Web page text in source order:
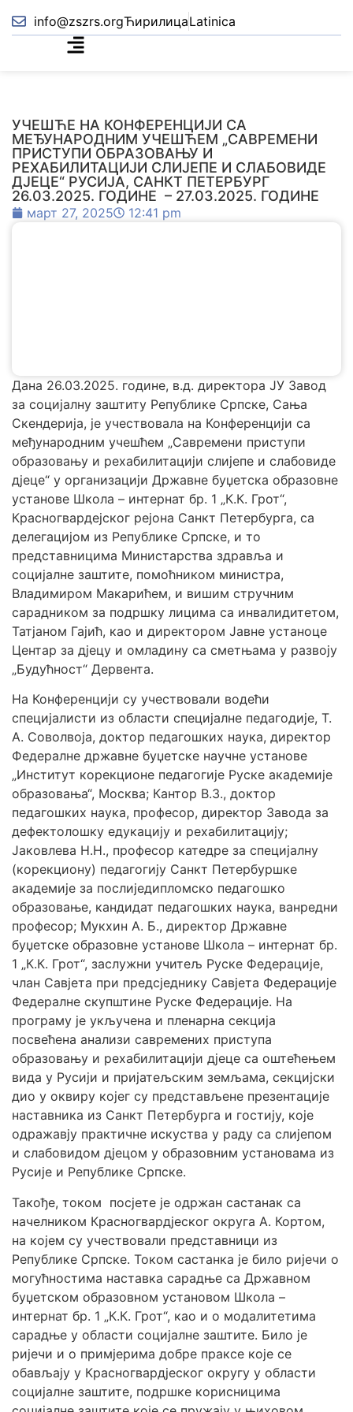
info@zszrs.orgЋирилицаLatinica
УЧЕШЋЕ НА КОНФЕРЕНЦИЈИ СА
МЕЂУНАРОДНИМ УЧЕШЋЕМ „САВРЕМЕНИ
ПРИСТУПИ ОБРАЗОВАЊУ И
РЕХАБИЛИТАЦИЈИ СЛИЈЕПЕ И СЛАБОВИДЕ
ДЈЕЦЕ“ РУСИЈА, САНКТ ПЕТЕРБУРГ
26.03.2025. ГОДИНЕ – 27.03.2025. ГОДИНЕ
март 27, 2025 12:41 pm
Дана 26.03.2025. године, в.д. директора ЈУ Завод
за социјалну заштиту Републике Српске, Сања
Скендерија, је учествовала на Конференцији са
међународним учешћем „Савремени приступи
образовању и рехабилитацији слијепе и слабовиде
дјеце“ у организацији Државне буџетска образовне
установе Школа – интернат бр. 1 „К.К. Грот“,
Красногвардејског рејона Санкт Петербурга, са
делегацијом из Републике Српске, и то
представницима Министарства здравља и
социјалне заштите, помоћником министра,
Владимиром Макарићем, и вишим стручним
сарадником за подршку лицима са инвалидитетом,
Татјаном Гајић, као и директором Јавне устаноце
Центар за дјецу и омладину са сметњама у развоју
„Будућност“ Дервента.
На Конференцији су учествовали водећи
специјалисти из области специјалне педагодије, Т.
А. Соволвоја, доктор педагошких наука, директор
Федералне државне буџетске научне установе
„Институт корекционе педагогије Руске академије
образовања“, Москва; Кантор В.З., доктор
педагошких наука, професор, директор Завода за
дефектолошку едукацију и рехабилитацију;
Јаковлева Н.Н., професор катедре за специјалну
(корекциону) педагогију Санкт Петербуршке
академије за послиједипломско педагошко
образовање, кандидат педагошких наука, ванредни
професор; Мукхин А. Б., директор Државне
буџетске образовне установе Школа – интернат бр.
1 „К.К. Грот“, заслужни учитељ Руске Федерације,
члан Савјета при предсједнику Савјета Федерације
Федералне скупштине Руске Федерације. На
програму је укључена и пленарна секција
посвећена анализи савремених приступа
образовању и рехабилитацији дјеце са оштећењем
вида у Русији и пријатељским земљама, секцијски
дио у оквиру којег су представљене презентације
наставника из Санкт Петербурга и гостију, које
одражавју практичне искуства у раду са слијепом
и слабовидом дјецом у образовним установама из
Русије и Републике Српске.
Такође, током посјете је одржан састанак са
начелником Красногвардјеског округа А. Кортом,
на којем су учествовали представници из
Републике Српске. Током састанка је било ријечи о
могућностима наставка сарадње са Државном
буџетском образовном установом Школа –
интернат бр. 1 „К.К. Грот“, као и о модалитетима
сарадње у области социјалне заштите. Било је
ријечи и о примјерима добре праксе које се
обављају у Красногвардјеског округу у области
социјалне заштите, подршке корисницима